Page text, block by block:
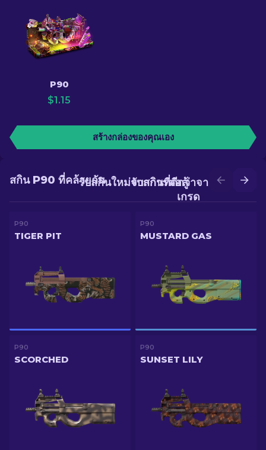
P90
$1.15
สร้างกล่องของคุณเอง
รับสกินที่ดีกว่าจากการอัป
เกรด
รับสกินใหม่จากการต่อสู้
สกิน P90 ที่คล้ายกัน
P90
TIGER PIT
P90
MUSTARD GAS
P90
SCORCHED
P90
SUNSET LILY